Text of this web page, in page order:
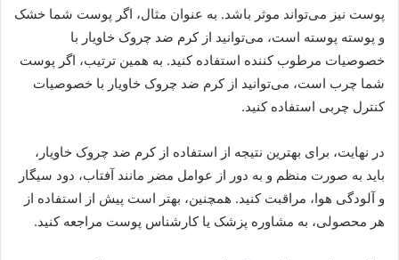
پوست نیز می‌تواند موثر باشد. به عنوان مثال، اگر پوست شما خشک
و پوسته پوسته است، می‌توانید از کرم ضد چروک خاویار با
خصوصیات مرطوب کننده استفاده کنید. به همین ترتیب، اگر پوست
شما چرب است، می‌توانید از کرم ضد چروک خاویار با خصوصیات
کنترل چربی استفاده کنید.
در نهایت، برای بهترین نتیجه از استفاده از کرم ضد چروک خاویار،
باید به صورت منظم و به دور از عوامل مضر مانند آفتاب، دود سیگار
و آلودگی هوا، مراقبت کنید. همچنین، بهتر است پیش از استفاده از
هر محصولی، به مشاوره پزشک یا کارشناس پوست مراجعه کنید.